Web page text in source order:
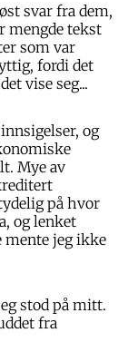
svar fra dem,
mengde tekst
som var
fordi det
vise seg...
og
Mye av
på hvor
og lenket
jeg ikke
stod på mitt.
fra